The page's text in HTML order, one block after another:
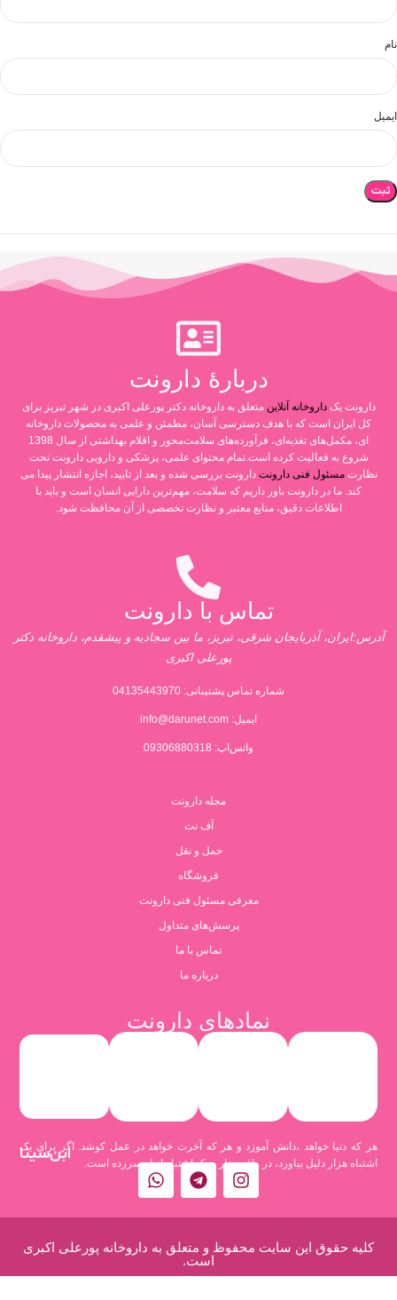
نام
ایمیل
دربارۀ دارونت
دارونت یکداروخانه آنلاین متعلق به داروخانه دکتر پورعلی اکبری در شهر تبریز برای
کل ایران است که با هدف دسترسی آسان، مطمئن و علمی به محصولات داروخانه
ای، مکمل‌های تغذیه‌ای، فرآورده‌های سلامت‌محور و اقلام بهداشتی از سال 1398
شروع به فعالیت کرده است.تمام محتوای علمی، پزشکی و دارویی دارونت تحت
نظارتمسئول فنی دارونت دارونت بررسی شده و بعد از تایید، اجازه انتشار پیدا می
کند. ما در دارونت باور داریم که سلامت، مهم‌ترین دارایی انسان است و باید با
اطلاعات دقیق، منابع معتبر و نظارت تخصصی از آن محافظت شود.
تماس با دارونت
آدرس:ایران، آذربایجان شرقی، تبریز، ما بین سجادیه و پیشقدم، داروخانه دکتر
پورعلی اکبری
شماره تماس پشتیبانی: 04135443970
ایمیل: info@darunet.com
واتس‌اپ: 09306880318
مجله دارونت
آف نت
حمل و نقل
فروشگاه
معرفی مسئول فنی دارونت
پرسش‌های متداول
تماس با ما
درباره ما
نمادهای دارونت
هر که دنیا خواهد ،دانش آموزد و هر که آخرت خواهد در عمل کوشد. اگر برای یک
اشتباه هزار دلیل بیاورد، در واقع هزار و یک اشتباه از او سرزده است.
ابن‌سینا
کلیه حقوق این سایت محفوظ و متعلق به داروخانه پورعلی اکبری
است.